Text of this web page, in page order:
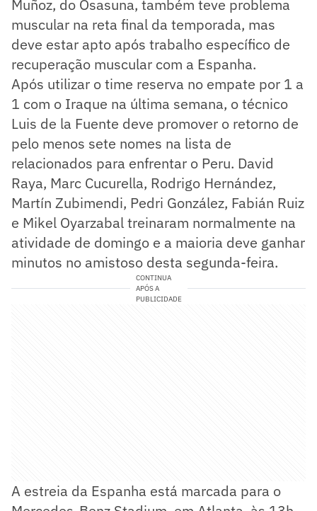
Muñoz, do Osasuna, também teve problema
muscular na reta final da temporada, mas
deve estar apto após trabalho específico de
recuperação muscular com a Espanha.
Após utilizar o time reserva no empate por 1 a
1 com o Iraque na última semana, o técnico
Luis de la Fuente deve promover o retorno de
pelo menos sete nomes na lista de
relacionados para enfrentar o Peru. David
Raya, Marc Cucurella, Rodrigo Hernández,
Martín Zubimendi, Pedri González, Fabián Ruiz
e Mikel Oyarzabal treinaram normalmente na
atividade de domingo e a maioria deve ganhar
minutos no amistoso desta segunda-feira.
CONTINUA
APÓS A
PUBLICIDADE
A estreia da Espanha está marcada para o